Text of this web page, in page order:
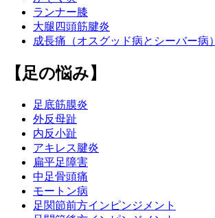
ランナー膝
大腿四頭筋腱炎
成長痛（オスグッド病とシーバー病）
【足の悩み】
足底筋膜炎
外反母趾
内反小趾
アキレス腱炎
扁平足障害
中足骨頭痛
モートン病
足関節前方インピンジメント